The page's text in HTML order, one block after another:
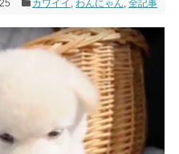
カワイイ ,わんにゃん,全記事